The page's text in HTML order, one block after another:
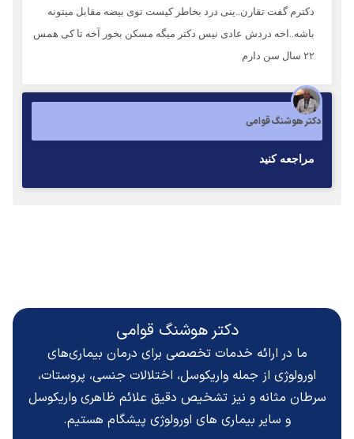
دکترم گفت تقارن..ینی درد بخاطر کیست توی بیضه مقابل میتونه
باشه..اخه دردش عادی نیس دکتر میگه مسکن بخور آخه تا کی همس
۲۲ سال سن دارم
دکتر هوشنگ قوامی
مراجعه كنيد
دکتر هوشنگ قوامی
ما در ارائه خدمات تخصصی برای درمان بیماری‌های
اورولوژی از جمله واریکوسل، اختلالات جنسی، پروستات،
سرطان مثانه و نیز تشخیص دقیقعلائم ظاهری واریکوسل
و سایر بیماری های اورولوژی پیشگام هستیم.